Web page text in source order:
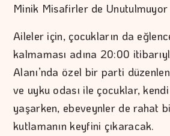
Minik Misafirler de Unutulmuyor
Aileler için, çocukların da
kalmaması adına 20:00
Alanı’nda özel bir parti
ve uyku odası ile çocuklar,
yaşarken, ebeveynler de rahat
kutlamanın keyfini çıkaracak.